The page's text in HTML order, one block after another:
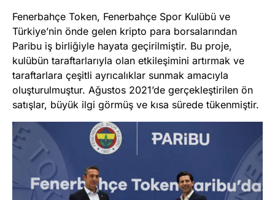
Fenerbahçe Token, Fenerbahçe Spor Kulübü ve
Türkiye’nin önde gelen kripto para borsalarından
Paribu iş birliğiyle hayata geçirilmiştir. Bu proje,
kulübün taraftarlarıyla olan etkileşimini artırmak ve
taraftarlara çeşitli ayrıcalıklar sunmak amacıyla
oluşturulmuştur. Ağustos 2021’de gerçekleştirilen ön
satışlar, büyük ilgi görmüş ve kısa sürede tükenmiştir​​.